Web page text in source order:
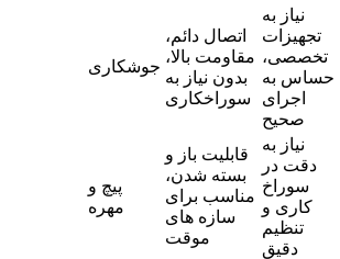
جوشکاری
اتصال دائم،
مقاومت بالا،
بدون نیاز به
سوراخکاری
نیاز به
تجهیزات
تخصصی،
حساس به
اجرای
صحیح
پیچ و
مهره
قابلیت باز و
بسته شدن،
مناسب برای
سازه‌ های
موقت
نیاز به
دقت در
سوراخ‌
کاری و
تنظیم
دقیق